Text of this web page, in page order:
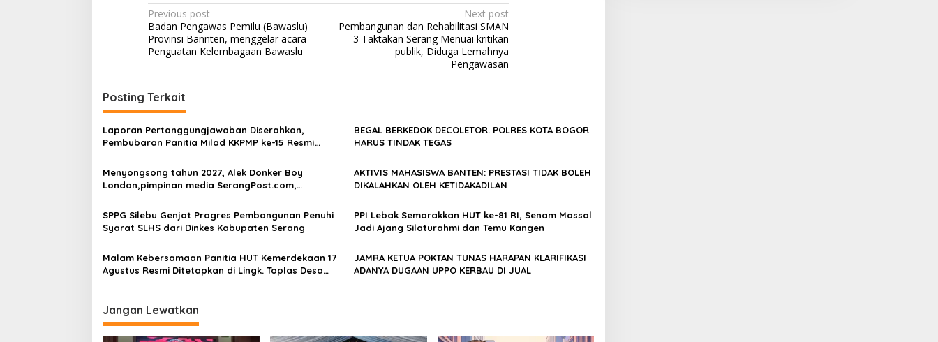
Post
navigation
Previous post
Badan Pengawas Pemilu (Bawaslu)
Provinsi Bannten, menggelar acara
Penguatan Kelembagaan Bawaslu
Next post
Pembangunan dan Rehabilitasi SMAN
3 Taktakan Serang Menuai kritikan
publik, Diduga Lemahnya
Pengawasan
Posting Terkait
Laporan Pertanggungjawaban Diserahkan,
Pembubaran Panitia Milad KKPMP ke-15 Resmi
BEGAL BERKEDOK DECOLETOR. POLRES KOTA BOGOR
HARUS TINDAK TEGAS
Menyongsong tahun 2027, Alek Donker Boy
London,pimpinan media SerangPost.com,
meningkatkan profesionalisme dalam menjalankan
tugas jurnalistik
AKTIVIS MAHASISWA BANTEN: PRESTASI TIDAK BOLEH
DIKALAHKAN OLEH KETIDAKADILAN
SPPG Silebu Genjot Progres Pembangunan Penuhi
Syarat SLHS dari Dinkes Kabupaten Serang
PPI Lebak Semarakkan HUT ke-81 RI, Senam Massal
Jadi Ajang Silaturahmi dan Temu Kangen
Malam Kebersamaan Panitia HUT Kemerdekaan 17
Agustus Resmi Ditetapkan di Lingk. Toplas Desa
JAMRA KETUA POKTAN TUNAS HARAPAN KLARIFIKASI
ADANYA DUGAAN UPPO KERBAU DI JUAL
Jangan Lewatkan